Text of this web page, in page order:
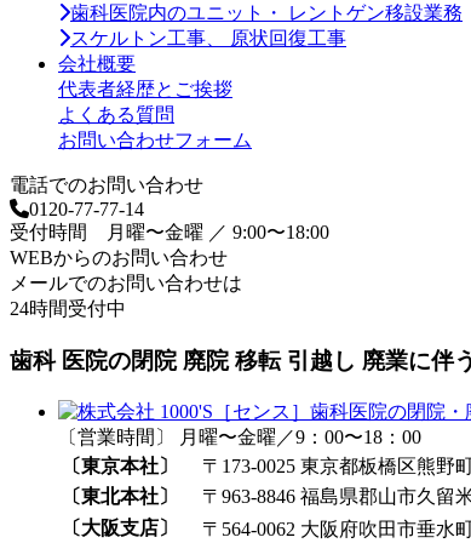
歯科医院内のユニット・ レントゲン移設業務
スケルトン工事、 原状回復工事
会社概要
代表者経歴とご挨拶
よくある質問
お問い合わせフォーム
電話でのお問い合わせ
0120-77-77-14
受付時間 月曜〜金曜 ／ 9:00〜18:00
WEBからのお問い合わせ
メールでのお問い合わせは
24時間受付中
歯科 医院の閉院 廃院 移転 引越し 廃業に伴
〔営業時間〕 月曜〜金曜／9：00〜18：00
〔東京本社〕
〒173-0025 東京都板橋区熊野
〔東北本社〕
〒963-8846 福島県郡山市久留
〔大阪支店〕
〒564-0062 大阪府吹田市垂水